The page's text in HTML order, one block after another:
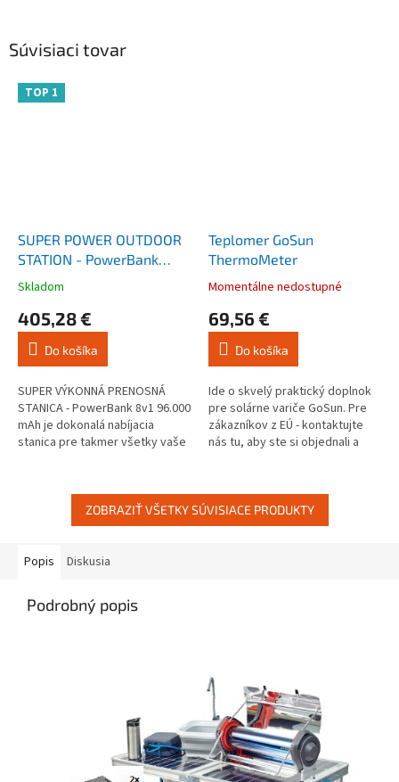
Súvisiaci tovar
TOP 1
SUPER POWER OUTDOOR
STATION - PowerBank
307.2 Wh / 96.000 mAh -
Priemerné
produktu
4,2
5
hviezdičiek.
Skladom
405,28 €
Do košíka
SUPER VÝKONNÁ PRENOSNÁ
STANICA - PowerBank 8v1 96.000
mAh je dokonalá nabíjacia
stanica pre takmer všetky vaše
dostatočne...
Teplomer GoSun
ThermoMeter
Priemerné
produktu
4,0
5
hviezdičiek.
Momentálne nedostupné
69,56 €
Do košíka
Ide o skvelý praktický doplnok
pre solárne variče GoSun. Pre
zákazníkov z EÚ - kontaktujte
nás tu, aby ste si objednali a
ZOBRAZIŤ VŠETKY SÚVISIACE PRODUKTY
Popis Diskusia
Podrobný popis